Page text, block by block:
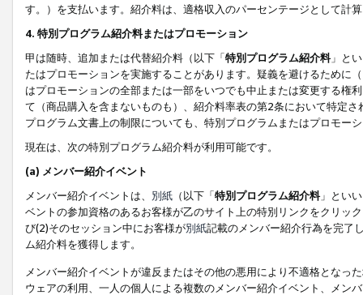
す。）を支払います。紹介料は、適格収入のパーセンテージとして計
4. 特別プログラム紹介料またはプロモーション
甲は随時、追加または代替紹介料（以下「特別プログラム紹介料」と
たはプロモーションを実施することがあります。疑義を避けるために
はプロモーションの全部または一部をいつでも中止または変更する権
て（商品購入を含まないものも）、紹介料率表の第2条において特定
プログラム文書上の制限についても、特別プログラムまたはプロモー
現在は、次の特別プログラム紹介料が利用可能です。
(a) メンバー紹介イベント
メンバー紹介イベントは、 別紙 （以下「特別プログラム紹介料」とい
ベントの参加資格のあるお客様が乙のサイト上の特別リンクをクリッ
び(2)そのセッション中にお客様が別紙記載のメンバー紹介行為を完了
ム紹介料を獲得します。
メンバー紹介イベントが違反またはその他の悪用により不適格となっ
ウェアの利用、一人の個人による複数のメンバー紹介イベント、メン